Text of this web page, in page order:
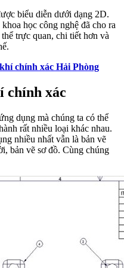
biểu diễn dưới dạng 2D.
học công nghệ đã cho ra
trực quan, chi tiết hơn và
chính xác Hải Phòng
chính xác
dụng mà chúng ta có thể
rất nhiều loại khác nhau.
nhiều nhất vẫn là bản vẽ
bản vẽ sơ đồ. Cùng chúng